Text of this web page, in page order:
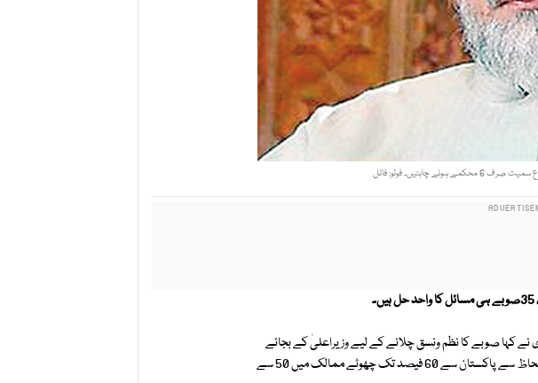
چاہئیں۔ فوٹو: فائل
کہا صوبے کا نظم ونسق چلانے کے لیے وزیراعلیٰ کے بجائے
گورنرکافی ہے جس کا بجٹ ڈویژن کے کمشنرکے برابر ہوگا، انھوںنے کہا آبادی کے لحاظ سے پاکستان سے 60 فیصد تک چھوٹے ممالک میں 50 سے